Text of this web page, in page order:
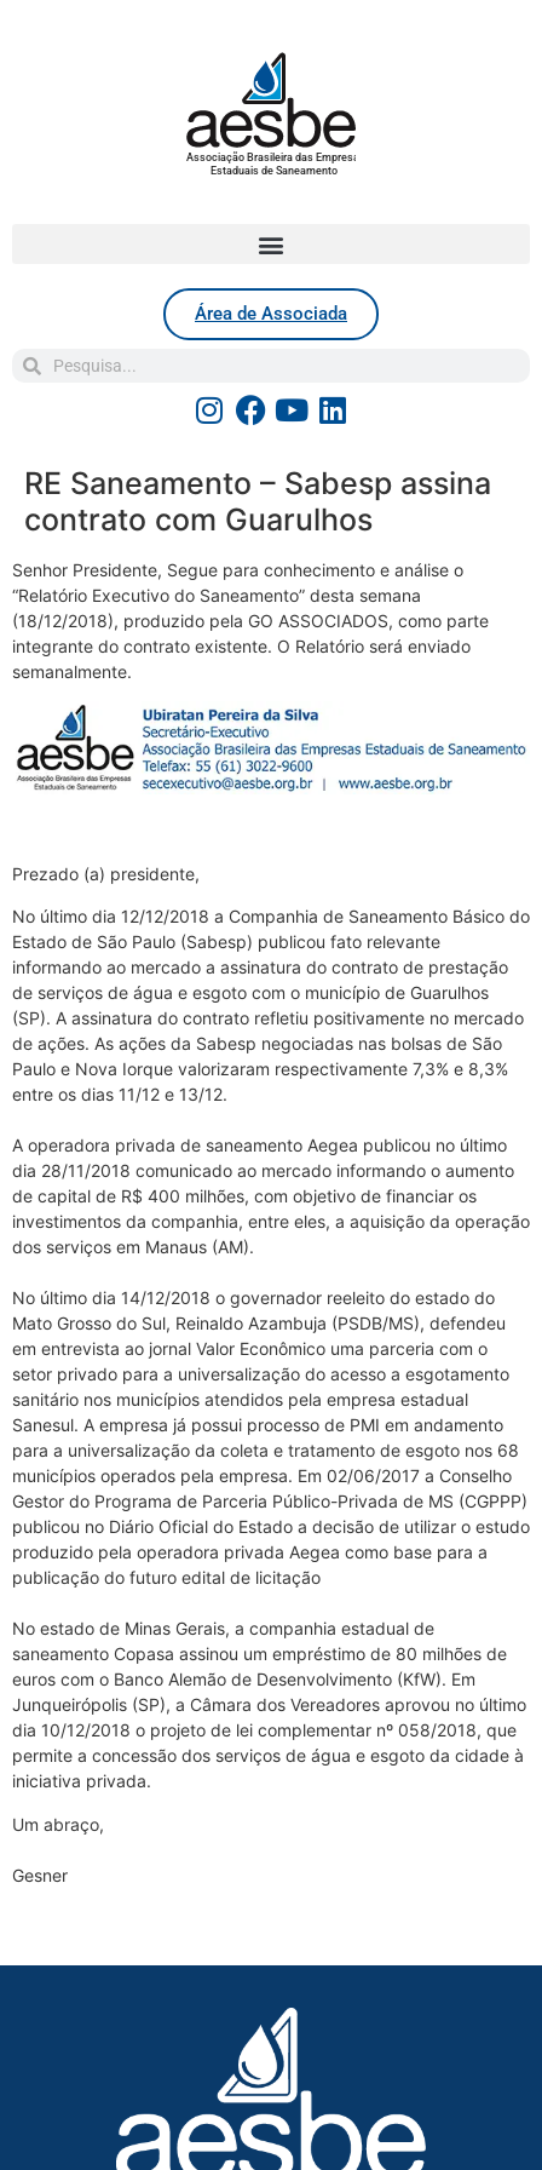
Associação Brasileira das Empresas
Estaduais de Saneamento
Área de Associada
RE Saneamento – Sabesp assina
contrato com Guarulhos
Senhor Presidente, Segue para conhecimento e análise o
“Relatório Executivo do Saneamento” desta semana
(18/12/2018), produzido pela GO ASSOCIADOS, como parte
integrante do contrato existente. O Relatório será enviado
semanalmente.
Prezado (a) presidente,
No último dia 12/12/2018 a Companhia de Saneamento Básico do
Estado de São Paulo (Sabesp) publicou fato relevante
informando ao mercado a assinatura do contrato de prestação
de serviços de água e esgoto com o município de Guarulhos
(SP). A assinatura do contrato refletiu positivamente no mercado
de ações. As ações da Sabesp negociadas nas bolsas de São
Paulo e Nova Iorque valorizaram respectivamente 7,3% e 8,3%
entre os dias 11/12 e 13/12.
A operadora privada de saneamento Aegea publicou no último
dia 28/11/2018 comunicado ao mercado informando o aumento
de capital de R$ 400 milhões, com objetivo de financiar os
investimentos da companhia, entre eles, a aquisição da operação
dos serviços em Manaus (AM).
No último dia 14/12/2018 o governador reeleito do estado do
Mato Grosso do Sul, Reinaldo Azambuja (PSDB/MS), defendeu
em entrevista ao jornal Valor Econômico uma parceria com o
setor privado para a universalização do acesso a esgotamento
sanitário nos municípios atendidos pela empresa estadual
Sanesul. A empresa já possui processo de PMI em andamento
para a universalização da coleta e tratamento de esgoto nos 68
municípios operados pela empresa. Em 02/06/2017 a Conselho
Gestor do Programa de Parceria Público-Privada de MS (CGPPP)
publicou no Diário Oficial do Estado a decisão de utilizar o estudo
produzido pela operadora privada Aegea como base para a
publicação do futuro edital de licitação
No estado de Minas Gerais, a companhia estadual de
saneamento Copasa assinou um empréstimo de 80 milhões de
euros com o Banco Alemão de Desenvolvimento (KfW). Em
Junqueirópolis (SP), a Câmara dos Vereadores aprovou no último
dia 10/12/2018 o projeto de lei complementar nº 058/2018, que
permite a concessão dos serviços de água e esgoto da cidade à
iniciativa privada.
Um abraço,
Gesner